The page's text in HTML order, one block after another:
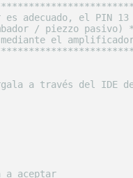
el PIN 13
/ piezzo pasivo)
el amplificador
a través del IDE
a aceptar